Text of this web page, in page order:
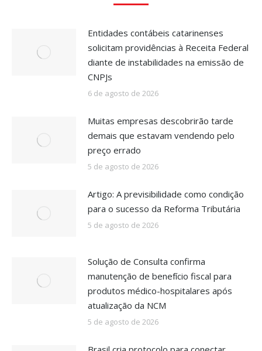
Entidades contábeis catarinenses
solicitam providências à Receita Federal
diante de instabilidades na emissão de
CNPJs
6 de agosto de 2026
Muitas empresas descobrirão tarde
demais que estavam vendendo pelo
preço errado
5 de agosto de 2026
Artigo: A previsibilidade como condição
para o sucesso da Reforma Tributária
5 de agosto de 2026
Solução de Consulta confirma
manutenção de benefício fiscal para
produtos médico-hospitalares após
atualização da NCM
5 de agosto de 2026